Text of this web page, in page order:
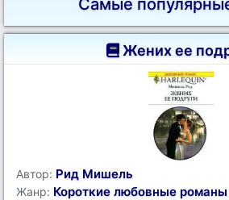
Самые
Жених ее
Автор: Рид Мишель
Жанр: Короткие любовные романы